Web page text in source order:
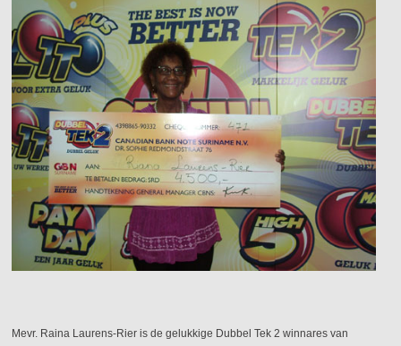
Mevr. Raina Laurens-Rier is de gelukkige Dubbel Tek 2 winnares van